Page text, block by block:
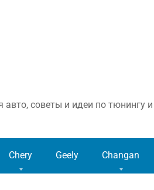
советы и идеи по тюнингу и
Chery Geely Changan